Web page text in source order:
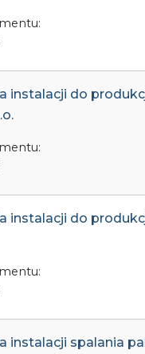
instalacji do
instalacji do
instalacji spalania